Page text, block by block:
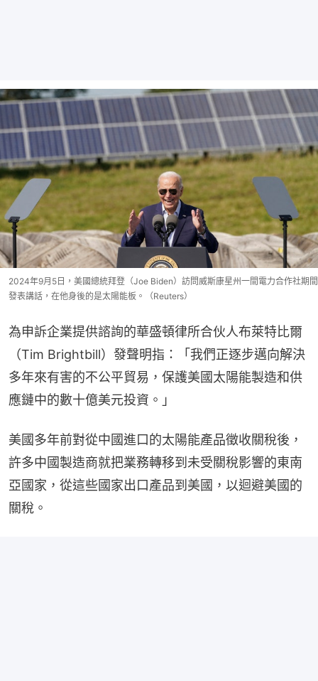
2024年9月5日，美國總統拜登（Joe Biden）訪問威斯康星州一間電力合作社期間
發表講話，在他身後的是太陽能板。（Reuters）
為申訴企業提供諮詢的華盛頓律所合伙人布萊特比爾
（Tim Brightbill）發聲明指：「我們正逐步邁向解決
多年來有害的不公平貿易，保護美國太陽能製造和供
應鏈中的數十億美元投資。」
美國多年前對從中國進口的太陽能產品徵收關稅後，
許多中國製造商就把業務轉移到未受關稅影響的東南
亞國家，從這些國家出口產品到美國，以迴避美國的
關稅。